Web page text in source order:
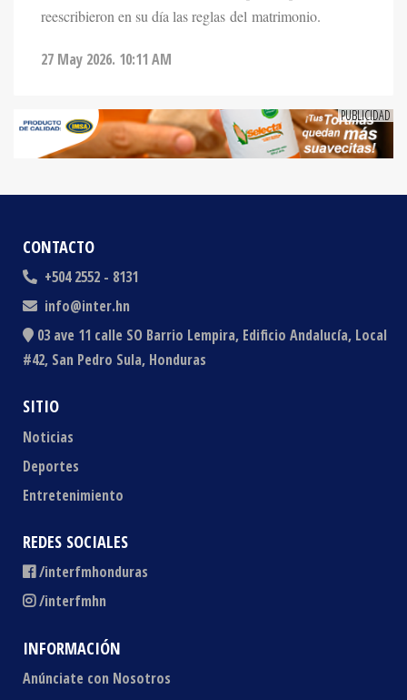
CONTACTO
+504 2552 - 8131
info@inter.hn
03 ave 11 calle SO Barrio Lempira, Edificio Andalucía, Local
#42, San Pedro Sula, Honduras
SITIO
Noticias
Deportes
Entretenimiento
REDES SOCIALES
/interfmhonduras
/interfmhn
INFORMACIÓN
Anúnciate con Nosotros